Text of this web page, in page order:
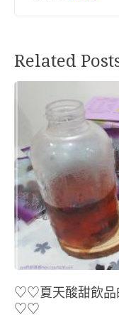
Related
♡♡夏天酸甜飲品
♡♡